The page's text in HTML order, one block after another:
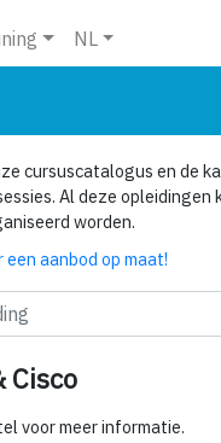
NL
cursuscatalogus en de
Al deze opleidingen
worden.
aanbod op maat!
Cisco
voor meer informatie.